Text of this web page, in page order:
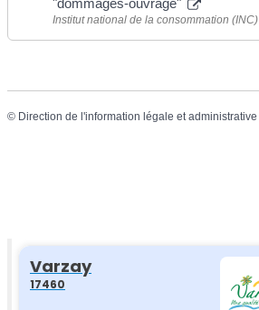
"dommages-ouvrage"
Institut national de la consommation (INC)
© Direction de l'information légale et administrative